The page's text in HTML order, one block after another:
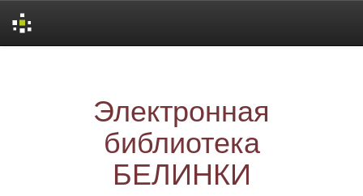
Электронная
библиотека
БЕЛИНКИ